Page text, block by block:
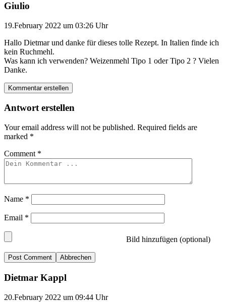
Giulio
19.February 2022 um 03:26 Uhr
Hallo Dietmar und danke für dieses tolle Rezept. In Italien finde ich
kein Ruchmehl.
Was kann ich verwenden? Weizenmehl Tipo 1 oder Tipo 2 ? Vielen
Danke.
Kommentar erstellen
Antwort erstellen
Your email address will not be published. Required fields are
marked *
Comment *
Name *
Email *
Bild hinzufügen (optional)
Abbrechen
Dietmar Kappl
20.February 2022 um 09:44 Uhr